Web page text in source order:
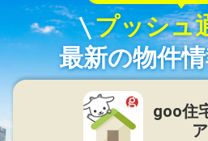
プッシュ
最新の物件
goo住